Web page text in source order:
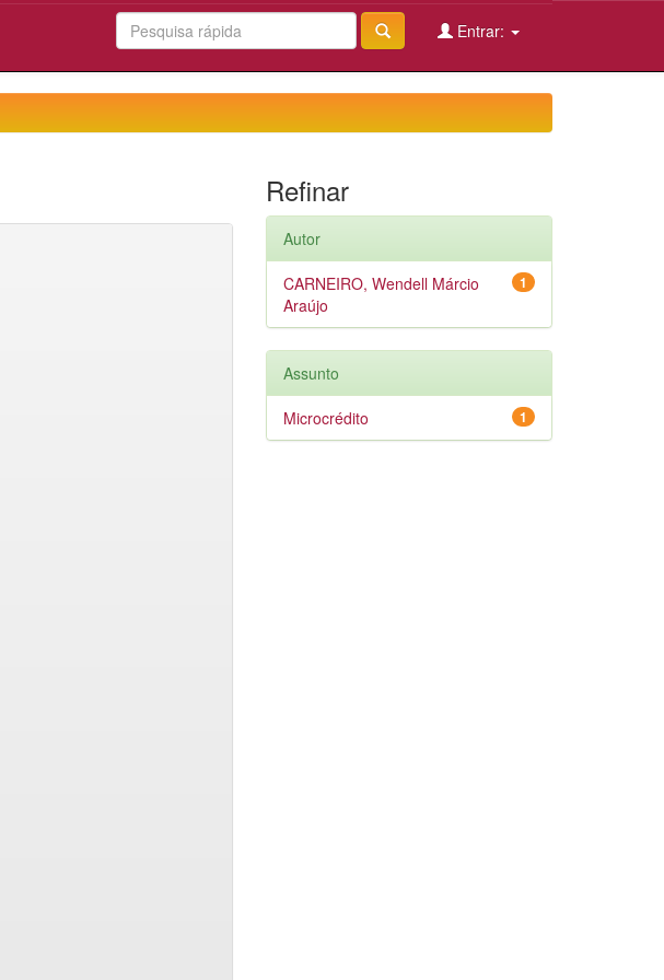
Entrar:
Refinar
Autor
1
CARNEIRO, Wendell Márcio
Araújo
Assunto
1
Microcrédito